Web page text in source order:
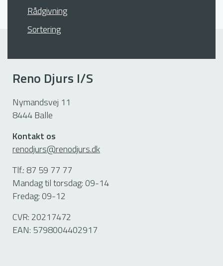
Rådgivning
Sortering
Reno Djurs I/S
Nymandsvej 11
8444 Balle
Kontakt os
renodjurs@renodjurs.dk
Tlf.: 87 59 77 77
Mandag til torsdag: 09-14
Fredag: 09-12
CVR: 20217472
EAN: 5798004402917